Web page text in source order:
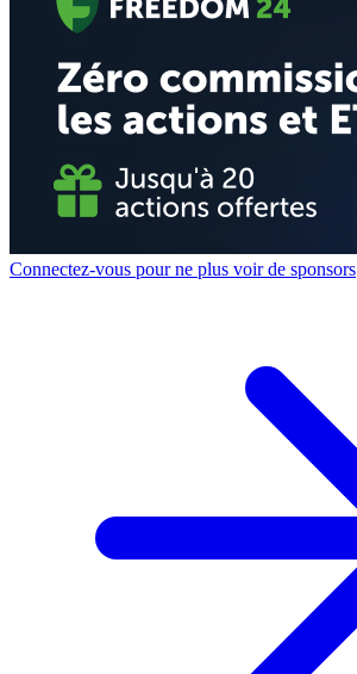
Connectez-vous pour ne plus voir de sponsors